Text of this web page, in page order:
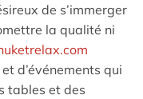
de s’immerger
la qualité ni
d’événements qui
tables et des